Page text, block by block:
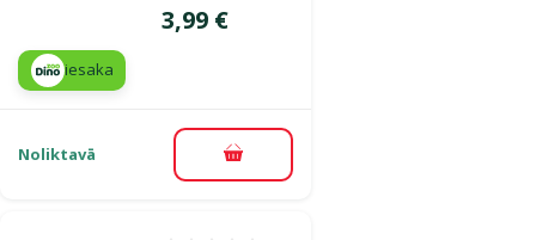
Cena
3,99 €
iesaka
Noliktavā Pievienot grozam